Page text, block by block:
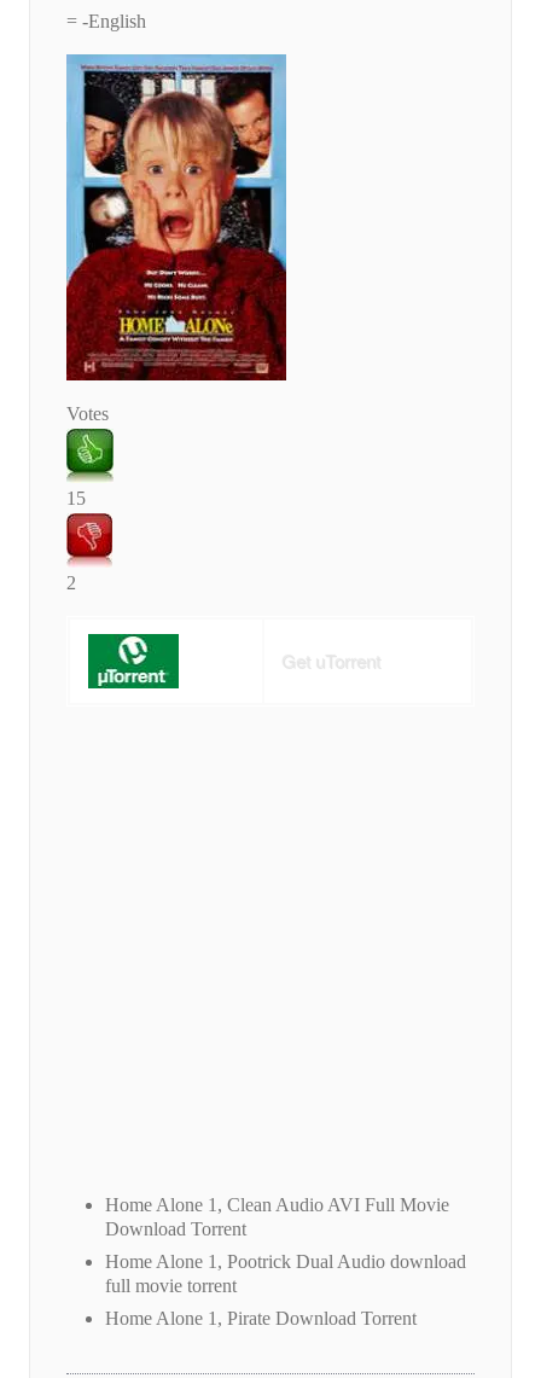
= -English
Votes
15
2
Get uTorrent
Home Alone 1, Clean Audio AVI Full Movie
Download Torrent
Home Alone 1, Pootrick Dual Audio download
full movie torrent
Home Alone 1, Pirate Download Torrent